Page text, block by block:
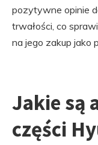
pozytywne opinie
trwałości, co
na jego zakup jako
Jakie są
części